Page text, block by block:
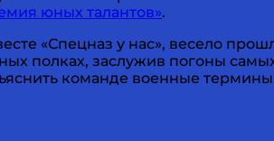
юных талантов».
«Спецназ у нас», весело
полках, заслужив погоны
команде военные